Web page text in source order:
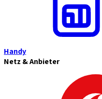
Handy
Netz & Anbieter